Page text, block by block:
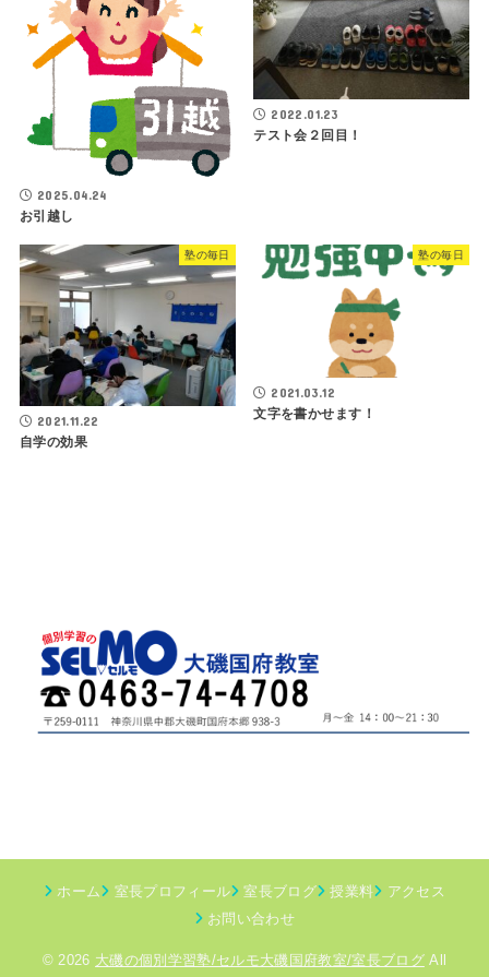
2025.04.24
お引越し
2022.01.23
テスト会２回目！
塾の毎日
2021.11.22
自学の効果
塾の毎日
2021.03.12
文字を書かせます！
ホーム 室長プロフィール 室長ブログ 授業料
アクセス
お問い合わせ
© 2026 大磯の個別学習塾/セルモ大磯国府教室/室長ブログAll